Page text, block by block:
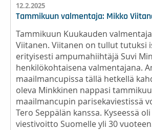
12.2.2025
Tammikuun valmentaja: Mikko
Tammikuun Kuukauden
Viitanen. Viitanen on tullut tutuksi
erityisesti ampumahiihtäjä Suvi
henkilökohtaisena valmentajana.
maailmancupissa tällä hetkellä
oleva Minkkinen nappasi
maailmancupin parisekaviestissä
Tero Seppälän kanssa. Kyseessä
viestivoitto Suomelle yli 30